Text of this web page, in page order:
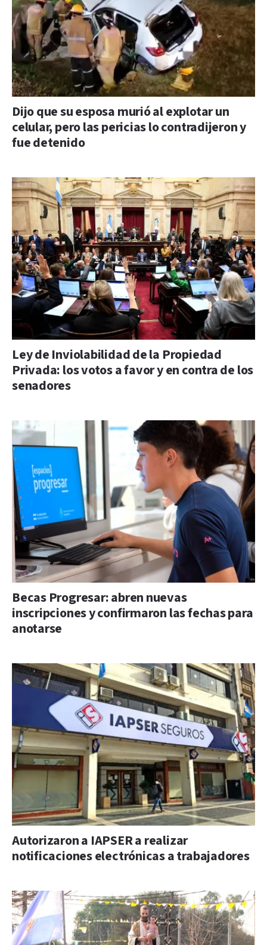
Dijo que su esposa murió al explotar un
celular, pero las pericias lo contradijeron y
fue detenido
Ley de Inviolabilidad de la Propiedad
Privada: los votos a favor y en contra de los
senadores
Becas Progresar: abren nuevas
inscripciones y confirmaron las fechas para
anotarse
Autorizaron a IAPSER a realizar
notificaciones electrónicas a trabajadores